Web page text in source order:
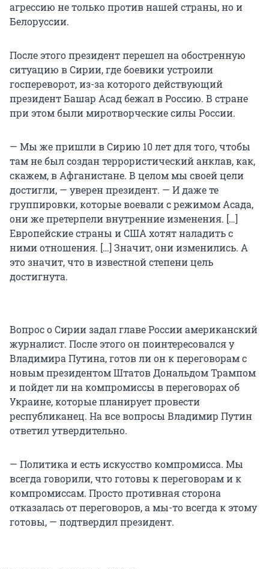
агрессию не только против нашей страны, но и
Белоруссии.
После этого президент перешел на обостренную
ситуацию в Сирии, где боевики устроили
госпереворот, из-за которого действующий
президент Башар Асад бежал в Россию. В стране
при этом были миротворческие силы России.
— Мы же пришли в Сирию 10 лет для того, чтобы
там не был создан террористический анклав, как,
скажем, в Афганистане. В целом мы своей цели
достигли, — уверен президент. — И даже те
группировки, которые воевали с режимом Асада,
они же претерпели внутренние изменения. […]
Европейские страны и США хотят наладить с
ними отношения. […] Значит, они изменились. А
это значит, что в известной степени цель
достигнута.
Вопрос о Сирии задал главе России американский
журналист. После этого он поинтересовался у
Владимира Путина, готов ли он к переговорам с
новым президентом Штатов Дональдом Трампом
и пойдет ли на компромиссы в переговорах об
Украине, которые планирует провести
республиканец. На все вопросы Владимир Путин
ответил утвердительно.
— Политика и есть искусство компромисса. Мы
всегда говорили, что готовы к переговорам и к
компромиссам. Просто противная сторона
отказалась от переговоров, а мы-то всегда к этому
готовы, — подтвердил президент.